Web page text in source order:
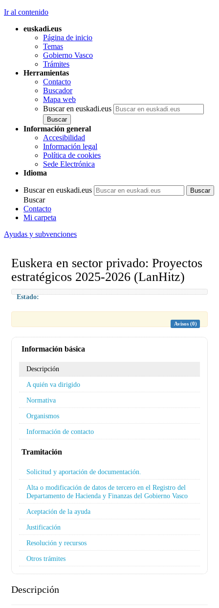
Ir al contenido
euskadi.eus
Página de inicio
Temas
Gobierno Vasco
Trámites
Herramientas
Contacto
Buscador
Mapa web
Buscar en euskadi.eus
Información general
Accesibilidad
Información legal
Política de cookies
Sede Electrónica
Idioma
Buscar en euskadi.eus
Buscar
Contacto
Mi carpeta
Ayudas y subvenciones
Euskera en sector privado: Proyectos
estratégicos 2025-2026 (LanHitz)
Estado:
Avisos (0)
Información básica
Descripción
A quién va dirigido
Normativa
Organismos
Información de contacto
Tramitación
Solicitud y aportación de documentación.
Alta o modificación de datos de tercero en el Registro del
Departamento de Hacienda y Finanzas del Gobierno Vasco
Aceptación de la ayuda
Justificación
Resolución y recursos
Otros trámites
Descripción